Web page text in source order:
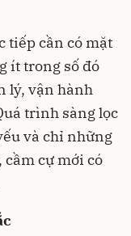
tiếp cần có mặt
ít trong số đó
lý, vận hành
trình sàng lọc
và chỉ những
cự mới có